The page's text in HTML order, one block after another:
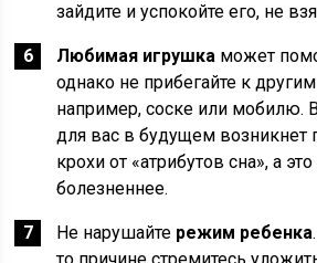
зайдите и успокойте его, не
Любимая игрушка может
однако не прибегайте к
например, соске или мобилю.
для вас в будущем возникнет
крохи от «атрибутов сна», а
болезненнее.
Не нарушайте режим ребенка